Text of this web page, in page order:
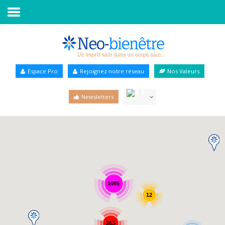
Annuaire Bien-être
Espace Pro Rejoignez notre réseau Nos Valeurs
Newsletters
1085
263
12